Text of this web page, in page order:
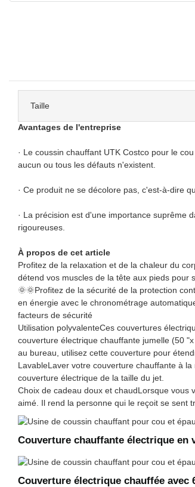
Taille
Avantages de l'entreprise
· Le coussin chauffant UTK Costco pour le
aucun ou tous les défauts n'existent.
· Ce produit ne se décolore pas, c'est-à-dire
· La précision est d'une importance suprême
rigoureuses.
À propos de cet article
Profitez de la relaxation et de la chaleur du
détend vos muscles de la tête aux pieds pour
🌞🌞Profitez de la sécurité de la protection
en énergie avec le chronométrage
facteurs de sécurité
Utilisation polyvalenteCes couvertures
couverture électrique chauffante jumelle (50
au bureau, utilisez cette couverture pour
LavableLaver votre couverture chauffante à
couverture électrique de la taille du jet.
Choix de cadeau doux et chaudLorsque vous
aimé. Il rend la personne qui le reçoit se sent
Couverture chauffante électrique en
Couverture électrique chauffée avec